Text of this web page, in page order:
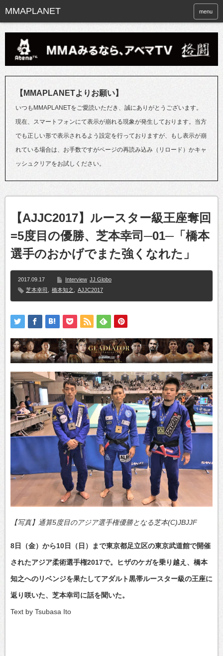
menu
【MMAPLANETよりお願い】
いつもMMAPLANETをご愛読いただき、誠にありがとうございます。
現在、スマートフォンにて表示が崩れる現象が発生しております。当方
でも正しい形で表示されるよう設定を行っておりますが、もし表示が崩
れている場合は、お手数ですがページの再読み込み（リロード）かキャ
ッシュクリアをお試しください。
【AJJC2017】ルースター級王座奪回
=5度目の優勝、芝本幸司─01─「橋本
選手のおかげでまた強くなれた」
2017.09.17 Interview JJ Globo
芝本幸司
橋本知之 AJJC2017
【写真】通算5度目のアジア選手権優勝となる芝本(C)JBJJF
8日（金）から10日（日）まで東京都足立区の東京武道館で開催
されたアジア柔術選手権2017で。ヒザのケガを乗り越え、橋本
知之へのリベンジを果たしてアダルト黒帯ルースター級の王座に
返り咲いた、芝本幸司に話を聞いた。
Text by Tsubasa Ito